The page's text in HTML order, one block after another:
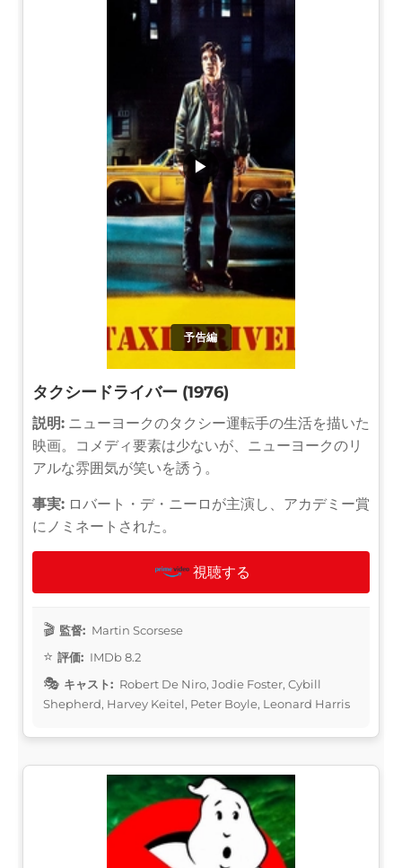
予告編
▶
タクシードライバー (1976)
説明: ニューヨークのタクシー運転手の生活を描いた
映画。コメディ要素は少ないが、ニューヨークのリ
アルな雰囲気が笑いを誘う。
事実: ロバート・デ・ニーロが主演し、アカデミー賞
にノミネートされた。
視聴する
監督: Martin Scorsese
評価: IMDb 8.2
キャスト: Robert De Niro, Jodie Foster, Cybill
Shepherd, Harvey Keitel, Peter Boyle, Leonard Harris